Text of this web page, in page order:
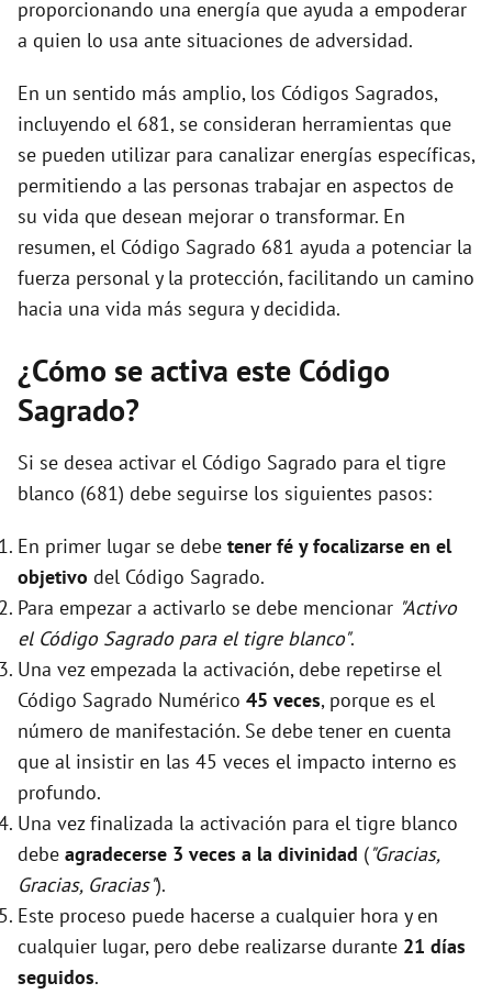
proporcionando una energía que ayuda a empoderar
a quien lo usa ante situaciones de adversidad.
En un sentido más amplio, los Códigos Sagrados,
incluyendo el 681, se consideran herramientas que
se pueden utilizar para canalizar energías específicas,
permitiendo a las personas trabajar en aspectos de
su vida que desean mejorar o transformar. En
resumen, el Código Sagrado 681 ayuda a potenciar la
fuerza personal y la protección, facilitando un camino
hacia una vida más segura y decidida.
¿Cómo se activa este Código
Sagrado?
Si se desea activar el Código Sagrado para el tigre
blanco (681) debe seguirse los siguientes pasos:
En primer lugar se debe tener fé y focalizarse en el
objetivo del Código Sagrado.
Para empezar a activarlo se debe mencionar "Activo
el Código Sagrado para el tigre blanco".
Una vez empezada la activación, debe repetirse el
Código Sagrado Numérico 45 veces, porque es el
número de manifestación. Se debe tener en cuenta
que al insistir en las 45 veces el impacto interno es
profundo.
Una vez finalizada la activación para el tigre blanco
debe agradecerse 3 veces a la divinidad ("Gracias,
Gracias, Gracias").
Este proceso puede hacerse a cualquier hora y en
cualquier lugar, pero debe realizarse durante 21 días
seguidos.